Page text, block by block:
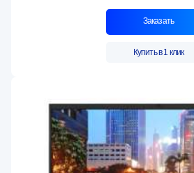
Заказать
Купить в 1 клик